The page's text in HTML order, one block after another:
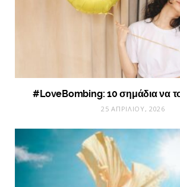
#LoveBombing: 10 σημάδια να
25 ΑΠΡΙΛΊΟΥ, 2026